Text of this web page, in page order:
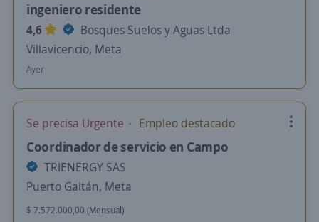
ingeniero residente
4,6
Bosques Suelos y Aguas Ltda
Villavicencio, Meta
Ayer
Se precisa Urgente Empleo destacado
Coordinador de servicio en Campo
TRIENERGY SAS
Puerto Gaitán, Meta
$ 7.572.000,00 (Mensual)